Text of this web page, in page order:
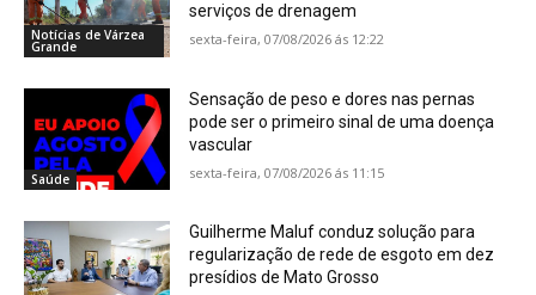
Notícias de Várzea
Grande
serviços de drenagem
sexta-feira, 07/08/2026 ás 12:22
Saúde
Sensação de peso e dores nas pernas
pode ser o primeiro sinal de uma doença
vascular
sexta-feira, 07/08/2026 ás 11:15
Guilherme Maluf conduz solução para
regularização de rede de esgoto em dez
presídios de Mato Grosso